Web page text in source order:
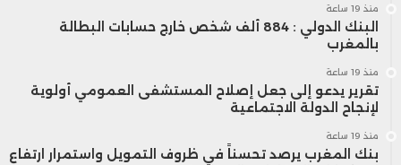
منذ 19 ساعة
البنك الدولي : 884 ألف شخص خارج حسابات البطالة
بالمغرب
منذ 19 ساعة
تقرير يدعو إلى جعل إصلاح المستشفى العمومي أولوية
لإنجاح الدولة الاجتماعية
منذ 19 ساعة
بنك المغرب يرصد تحسناً في ظروف التمويل واستمرار ارتفاع